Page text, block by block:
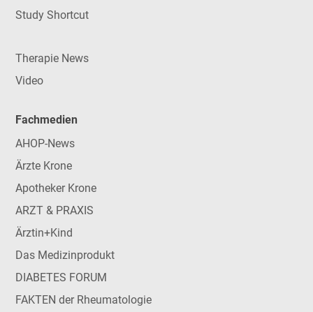
Study Shortcut
Therapie News
Video
Fachmedien
AHOP-News
Ärzte Krone
Apotheker Krone
ARZT & PRAXIS
Ärztin+Kind
Das Medizinprodukt
DIABETES FORUM
FAKTEN der Rheumatologie